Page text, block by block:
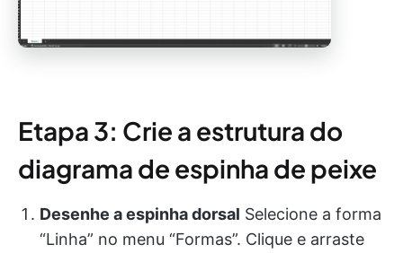
Etapa 3: Crie a estrutura do
diagrama de espinha de peixe
Desenhe a espinha dorsal Selecione a forma
“Linha” no menu “Formas”. Clique e arraste